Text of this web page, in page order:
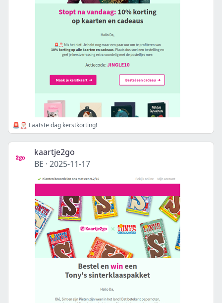
🚨🎅🏻 Laatste dag kerstkorting!
kaartje2go
BE · 2025-11-17